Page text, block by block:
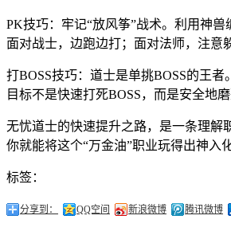
PK技巧：牢记“放风筝”战术。利用神
面对战士，边跑边打；面对法师，注意
打BOSS技巧：道士是单挑BOSS的王
目标不是快速打死BOSS，而是安全地磨
无忧道士的快速提升之路，是一条理解
你就能将这个“万金油”职业玩得出神入
标签：
分享到： QQ空间 新浪微博 腾讯微博